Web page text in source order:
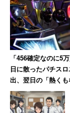
「456確定なのに5
日に散ったパチス
出、翌日の「熱く
10万負けた猛者も